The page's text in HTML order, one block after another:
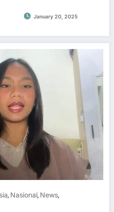
January 20, 2025
, Nasional, News,